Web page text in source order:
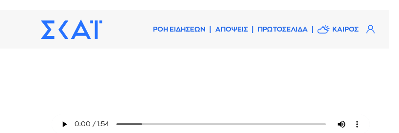
ΡΟΗ ΕΙΔΗΣΕΩΝ ΑΠΟΨΕΙΣ ΠΡΩΤΟΣΕΛΙΔΑ ΚΑΙΡΟΣ